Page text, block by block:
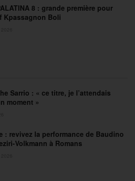
8 : grande première pour
Kpassagnon Boli
Sarrio : « ce titre, je l’attendais
moment »
: revivez la performance de Baudino
Volkmann à Romans